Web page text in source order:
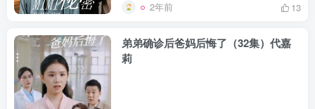
2年前 13
弟弟确诊后爸妈后悔了（32集）代嘉
莉